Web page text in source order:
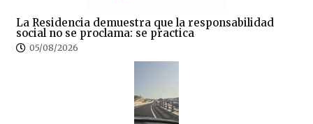
La Residencia demuestra que la responsabilidad
social no se proclama: se practica
05/08/2026